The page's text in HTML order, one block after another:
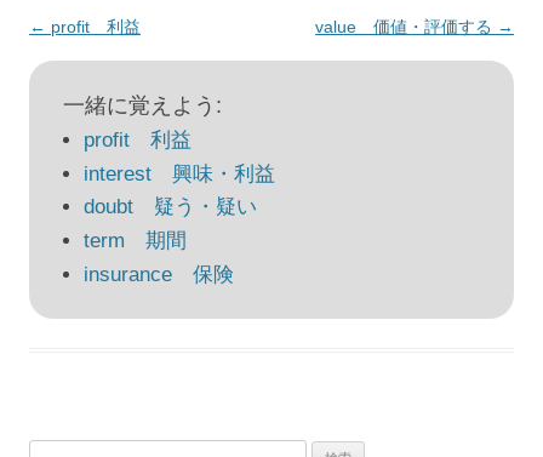
投
稿
ン
← profit 利益 value 価値・評価する →
一緒に覚えよう:
profit 利益
interest 興味・利益
doubt 疑う・疑い
term 期間
insurance 保険